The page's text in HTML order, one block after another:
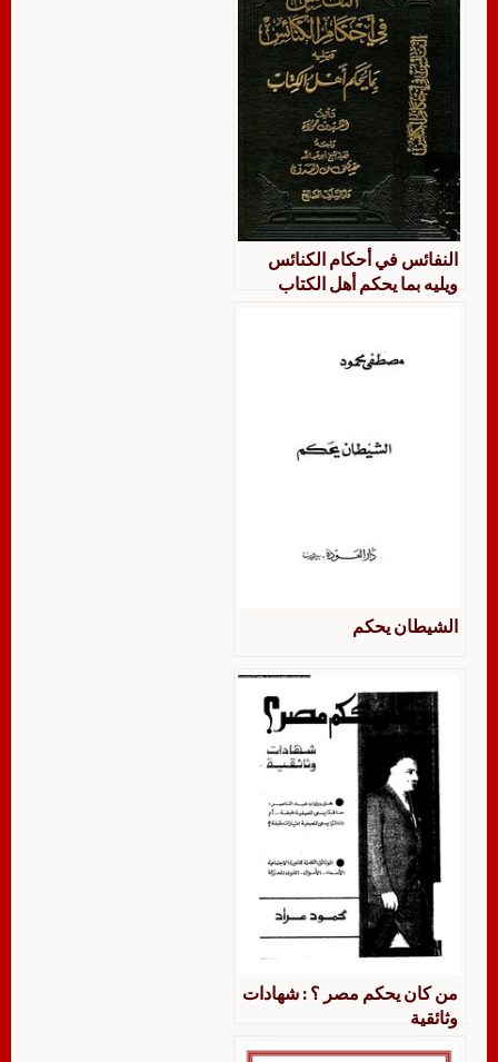
النفائس في أحكام الكنائس
ويليه بما يحكم أهل الكتاب
الشيطان يحكم
من كان يحكم مصر ؟ : شهادات
وثائقية